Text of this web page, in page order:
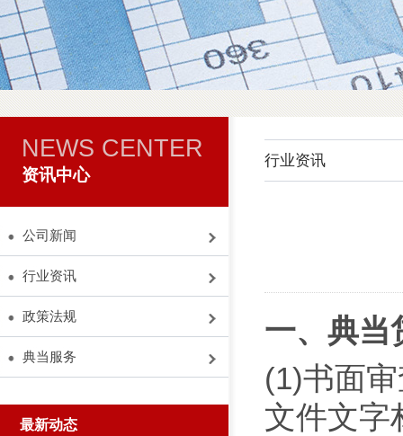
NEWS CENTER
资讯中心
公司新闻
行业资讯
政策法规
典当服务
最新动态
行业资讯
一、典当
(1)书面
文件文字